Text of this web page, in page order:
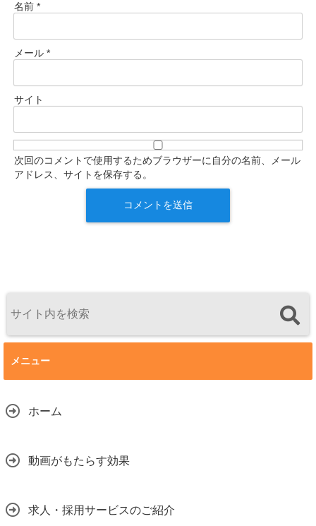
名前 *
メール *
サイト
次回のコメントで使用するためブラウザーに自分の名前、メール
アドレス、サイトを保存する。
メニュー
ホーム
動画がもたらす効果
求人・採用サービスのご紹介